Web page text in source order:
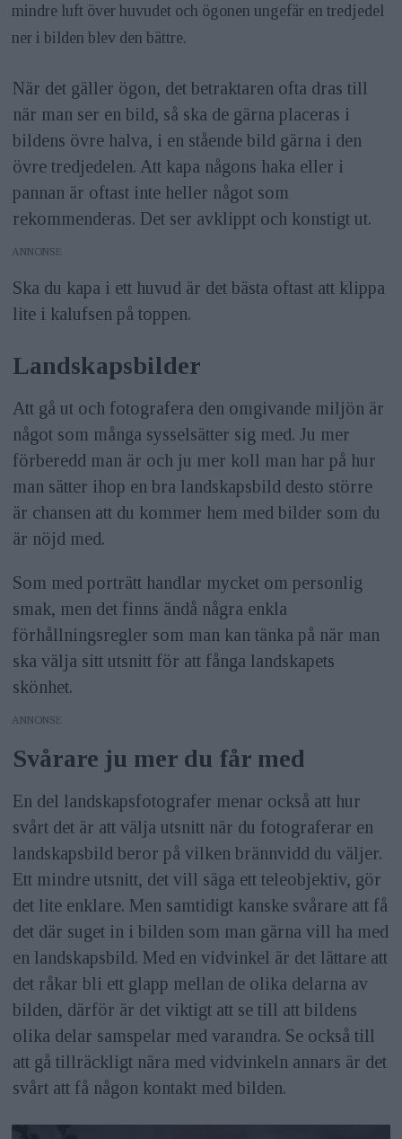
mindre luft över huvudet och ögonen ungefär en tredjedel
ner i bilden blev den bättre.
När det gäller ögon, det betraktaren ofta dras till
när man ser en bild, så ska de gärna placeras i
bildens övre halva, i en stående bild gärna i den
övre tredjedelen. Att kapa någons haka eller i
pannan är oftast inte heller något som
rekommenderas. Det ser avklippt och konstigt ut.
ANNONS
Ska du kapa i ett huvud är det bästa oftast att klippa
lite i kalufsen på toppen.
Landskapsbilder
Att gå ut och fotografera den omgivande miljön är
något som många sysselsätter sig med. Ju mer
förberedd man är och ju mer koll man har på hur
man sätter ihop en bra landskapsbild desto större
är chansen att du kommer hem med bilder som du
är nöjd med.
Som med porträtt handlar mycket om personlig
smak, men det finns ändå några enkla
förhållningsregler som man kan tänka på när man
ska välja sitt utsnitt för att fånga landskapets
skönhet.
ANNONS
Svårare ju mer du får med
En del landskapsfotografer menar också att hur
svårt det är att välja utsnitt när du fotograferar en
landskapsbild beror på vilken brännvidd du väljer.
Ett mindre utsnitt, det vill säga ett teleobjektiv, gör
det lite enklare. Men samtidigt kanske svårare att få
det där suget in i bilden som man gärna vill ha med
en landskapsbild. Med en vidvinkel är det lättare att
det råkar bli ett glapp mellan de olika delarna av
bilden, därför är det viktigt att se till att bildens
olika delar samspelar med varandra. Se också till
att gå tillräckligt nära med vidvinkeln annars är det
svårt att få någon kontakt med bilden.